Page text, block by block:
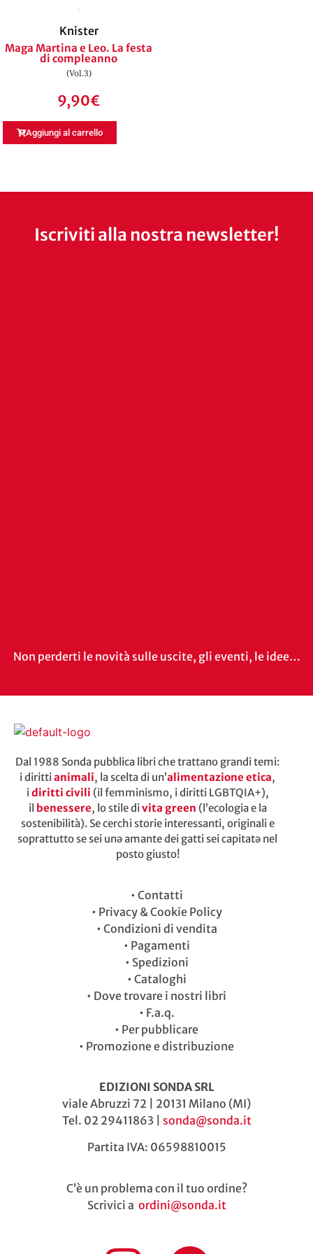
Knister
Maga Martina e Leo. La festa
di compleanno
(Vol.3)
9,90€
Aggiungi al carrello
Iscriviti alla nostra newsletter!
Non perderti le novità sulle uscite, gli eventi, le idee…
Dal 1988 Sonda pubblica libri che trattano grandi temi:
i dirittianimali, la scelta di un’alimentazione etica,
idiritti civili (il femminismo, i diritti LGBTQIA+),
il benessere, lo stile divita green (l’ecologia e la
sostenibilità). Se cerchi storie interessanti, originali e
soprattutto se sei unə amante dei gatti sei capitatə nel
posto giusto!
• Contatti
• Privacy & Cookie Policy
• Condizioni di vendita
• Pagamenti
• Spedizioni
• Cataloghi
• Dove trovare i nostri libri
• F.a.q.
• Per pubblicare
• Promozione e distribuzione
EDIZIONI SONDA SRL
viale Abruzzi 72 | 20131 Milano (MI)
Tel. 02 29411863 | sonda@sonda.it
Partita IVA: 06598810015
C’è un problema con il tuo ordine?
Scrivici a ordini@sonda.it